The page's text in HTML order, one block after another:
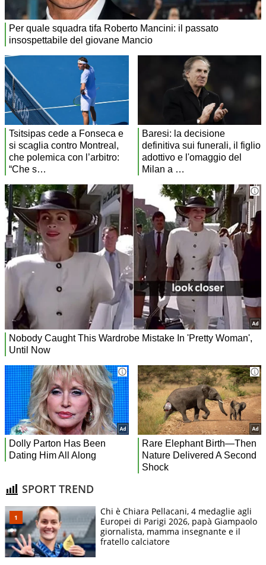
SPORT TREND
Chi è Chiara Pellacani, 4 medaglie agli
Europei di Parigi 2026, papà Giampaolo
giornalista, mamma insegnante e il
fratello calciatore